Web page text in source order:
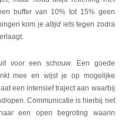
buffer van 10% tot 15% geen
kom jealtijd iets tegen zodra
voor een schouw. Een goede
mee en wijst je op mogelijke
een intensief traject aan waarbij
Communicatie is hierbij net
een open begroting waarin